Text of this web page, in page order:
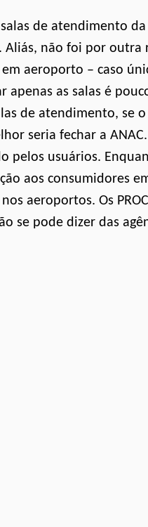
de atendimento
não foi por outra
aeroporto – caso
as salas é
de atendimento, se
seria fechar a
pelos usuários.
aos consumidores
aeroportos. Os
se pode dizer das